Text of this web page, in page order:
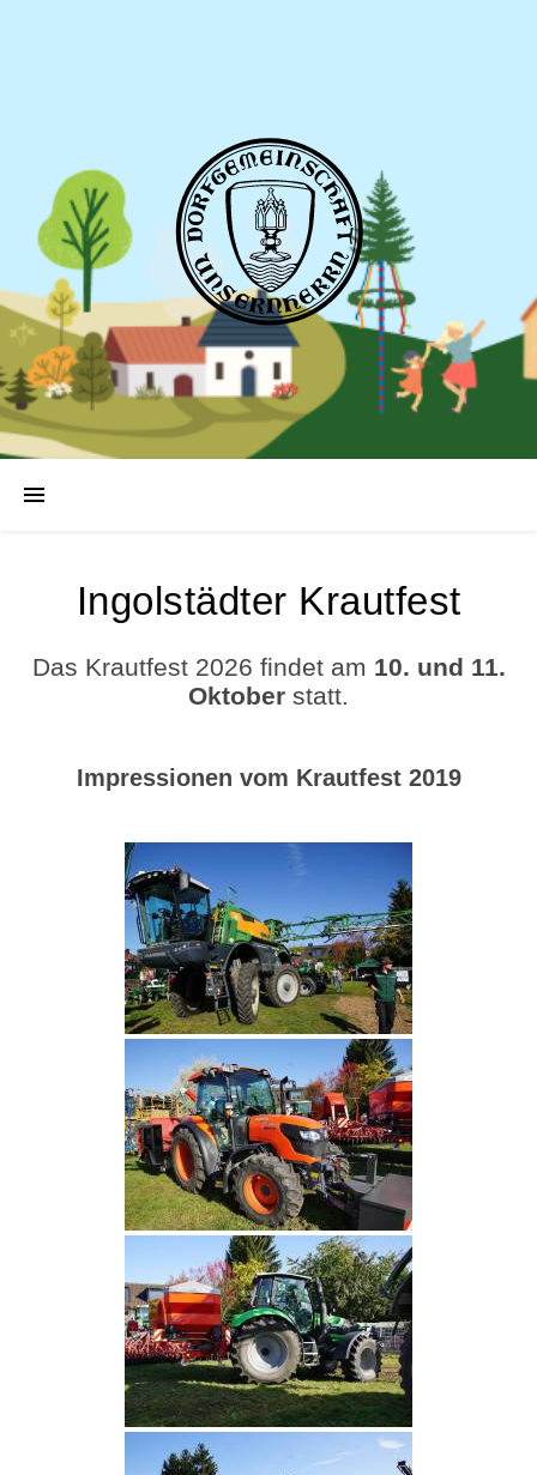
Ingolstädter Krautfest
Das Krautfest 2026 findet am 10. und 11.
Oktober statt.
Impressionen vom Krautfest 2019